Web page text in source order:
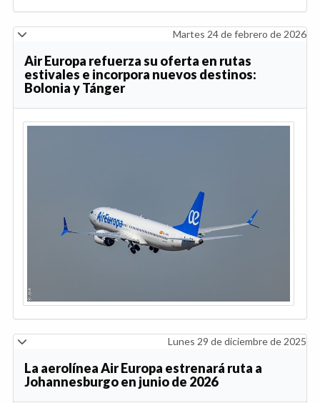
Martes 24 de febrero de 2026
Air Europa refuerza su oferta en rutas
estivales e incorpora nuevos destinos:
Bolonia y Tánger
Lunes 29 de diciembre de 2025
La aerolínea Air Europa estrenará ruta a
Johannesburgo en junio de 2026